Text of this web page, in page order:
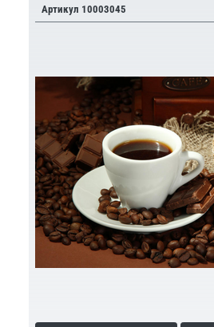
Артикул 10003045